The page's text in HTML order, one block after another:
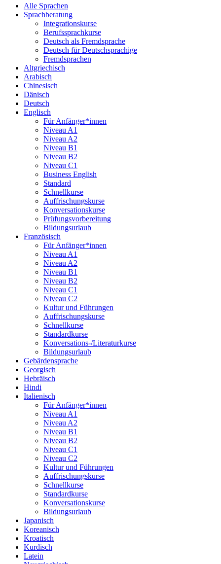
Alle Sprachen
Sprachberatung
Integrationskurse
Berufssprachkurse
Deutsch als Fremdsprache
Deutsch für Deutschsprachige
Fremdsprachen
Altgriechisch
Arabisch
Chinesisch
Dänisch
Deutsch
Englisch
Für Anfänger*innen
Niveau A1
Niveau A2
Niveau B1
Niveau B2
Niveau C1
Business English
Standard
Schnellkurse
Auffrischungskurse
Konversationskurse
Prüfungsvorbereitung
Bildungsurlaub
Französisch
Für Anfänger*innen
Niveau A1
Niveau A2
Niveau B1
Niveau B2
Niveau C1
Niveau C2
Kultur und Führungen
Auffrischungskurse
Schnellkurse
Standardkurse
Konversations-/Literaturkurse
Bildungsurlaub
Gebärdensprache
Georgisch
Hebräisch
Hindi
Italienisch
Für Anfänger*innen
Niveau A1
Niveau A2
Niveau B1
Niveau B2
Niveau C1
Niveau C2
Kultur und Führungen
Auffrischungskurse
Schnellkurse
Standardkurse
Konversationskurse
Bildungsurlaub
Japanisch
Koreanisch
Kroatisch
Kurdisch
Latein